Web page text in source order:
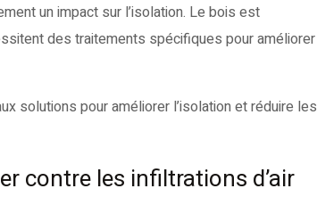
un impact sur l’isolation. Le bois est
des traitements spécifiques pour améliorer
solutions pour améliorer l’isolation et réduire les
contre les infiltrations d’air